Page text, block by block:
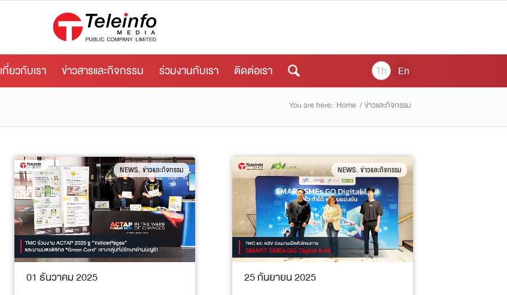
เกี่ยวกับเรา ข่าวสารและกิจกรรม ร่วมงานกับเรา ติดต่อเรา En
Th
You are here: Home /ข่าวและกิจกรรม
NEWS,ข่าวและกิจกรรม
01 ธันวาคม 2025
NEWS,ข่าวและกิจกรรม
25 กันยายน 2025